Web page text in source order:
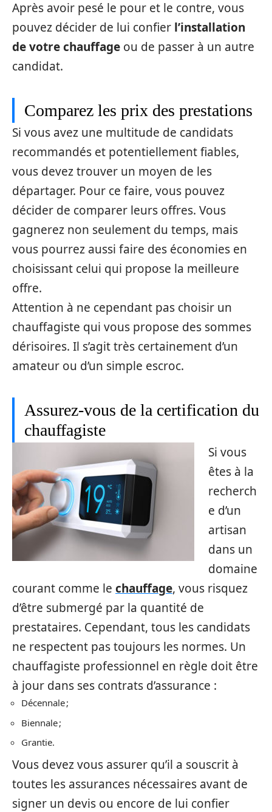
Après avoir pesé le pour et le contre, vous
pouvez décider de lui confier l’installation
de votre chauffage ou de passer à un autre
candidat.
Comparez les prix des prestations
Si vous avez une multitude de candidats
recommandés et potentiellement fiables,
vous devez trouver un moyen de les
départager. Pour ce faire, vous pouvez
décider de comparer leurs offres. Vous
gagnerez non seulement du temps, mais
vous pourrez aussi faire des économies en
choisissant celui qui propose la meilleure
offre.
Attention à ne cependant pas choisir un
chauffagiste qui vous propose des sommes
dérisoires. Il s’agit très certainement d’un
amateur ou d’un simple escroc.
Assurez-vous de la certification du
chauffagiste
Si vous
êtes à la
recherch
e d’un
artisan
dans un
domaine
courant comme le chauffage, vous risquez
d’être submergé par la quantité de
prestataires. Cependant, tous les candidats
ne respectent pas toujours les normes. Un
chauffagiste professionnel en règle doit être
à jour dans ses contrats d’assurance :
Décennale ;
Biennale ;
Grantie.
Vous devez vous assurer qu’il a souscrit à
toutes les assurances nécessaires avant de
signer un devis ou encore de lui confier